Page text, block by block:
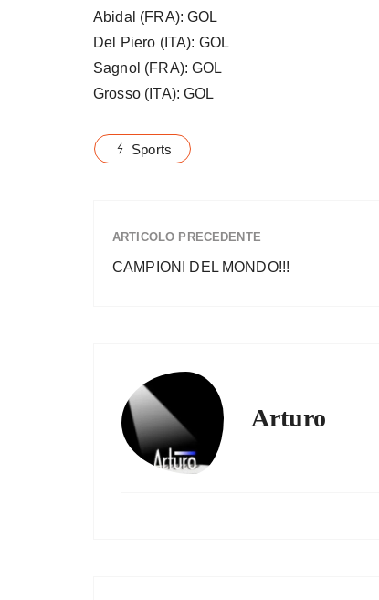
Abidal (FRA): GOL
Del Piero (ITA): GOL
Sagnol (FRA): GOL
Grosso (ITA): GOL
Sports
ARTICOLO PRECEDENTE
CAMPIONI DEL MONDO!!!
Arturo